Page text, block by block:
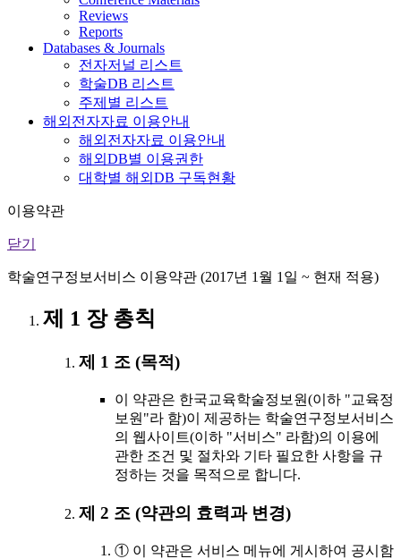
Reviews
Reports
Databases & Journals
전자저널 리스트
학술DB 리스트
주제별 리스트
해외전자자료 이용안내
해외전자자료 이용안내
해외DB별 이용권한
대학별 해외DB 구독현황
이용약관
닫기
학술연구정보서비스 이용약관 (2017년 1월 1일 ~ 현재 적용)
제 1 장 총칙
제 1 조 (목적)
이 약관은 한국교육학술정보원(이하 "교육정
보원"라 함)이 제공하는 학술연구정보서비스
의 웹사이트(이하 "서비스" 라함)의 이용에
관한 조건 및 절차와 기타 필요한 사항을 규
정하는 것을 목적으로 합니다.
제 2 조 (약관의 효력과 변경)
① 이 약관은 서비스 메뉴에 게시하여 공시함